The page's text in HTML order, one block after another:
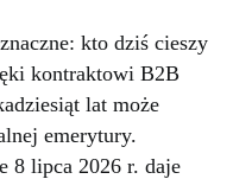
kto dziś cieszy
kontraktowi B2B
lat może
emerytury.
8 lipca 2026 r. daje